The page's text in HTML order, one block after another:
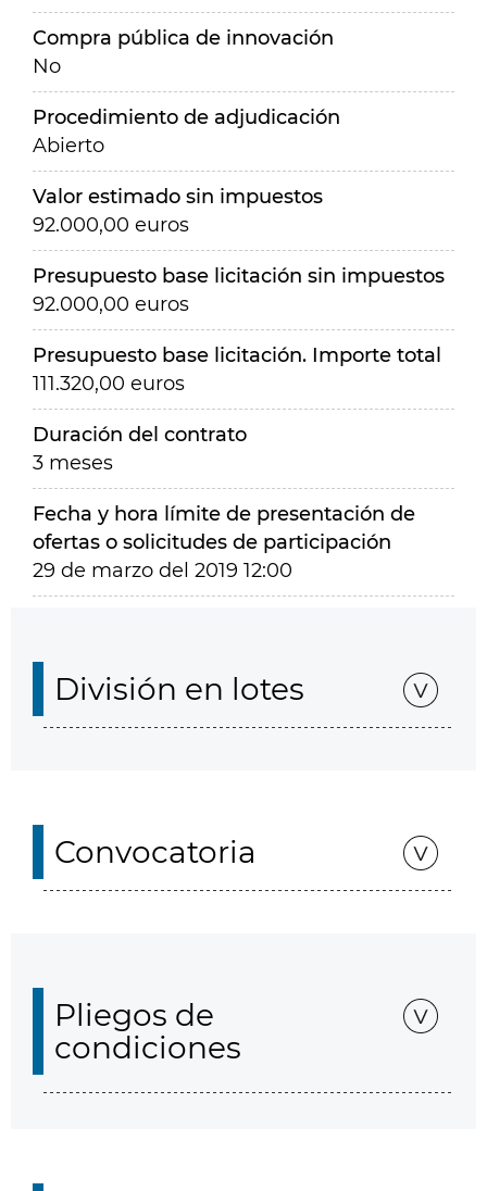
Compra pública de innovación
No
Procedimiento de adjudicación
Abierto
Valor estimado sin impuestos
92.000,00 euros
Presupuesto base licitación sin impuestos
92.000,00 euros
Presupuesto base licitación. Importe total
111.320,00 euros
Duración del contrato
3 meses
Fecha y hora límite de presentación de
ofertas o solicitudes de participación
29 de marzo del 2019 12:00
División en lotes
Convocatoria
Pliegos de
condiciones